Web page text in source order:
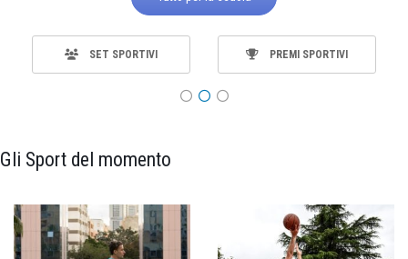
SET SPORTIVI PREMI SPORTIVI
Gli Sport del momento